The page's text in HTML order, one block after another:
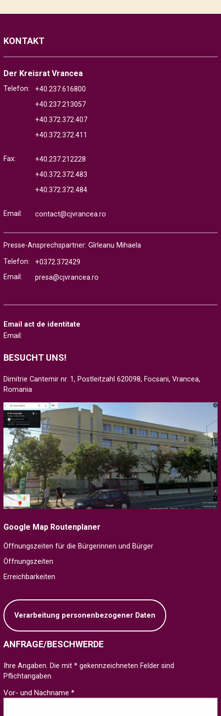
KONTAKT
Der Kreisrat Vrancea
Telefon:
+40.237.616800
+40.237.213057
+40.372.372.407
+40.372.372.411
Fax:
+40.237.212228
+40.372.372.483
+40.372.372.484
Email: contact@cjvrancea.ro
Presse-Ansprechspartner: Gîrleanu Mihaela
Telefon:
+0372.372429
Email:
presa@cjvrancea.ro
Email act de identitate
Email:
BESUCHT UNS!
Dimitrie Cantemir nr. 1, Postleitzahl 620098, Focsani, Vrancea,
Romania
Google Map Routenplaner
Öffnungszeiten für die Bürgerinnen und Bürger
Öffnungszeiten
Erreichbarkeiten
Verarbeitung personenbezogener Daten
ANFRAGE/BESCHWERDE
Ihre Angaben. Die mit * gekennzeichneten Felder sind
Pflichtangaben.
Vor- und Nachname *